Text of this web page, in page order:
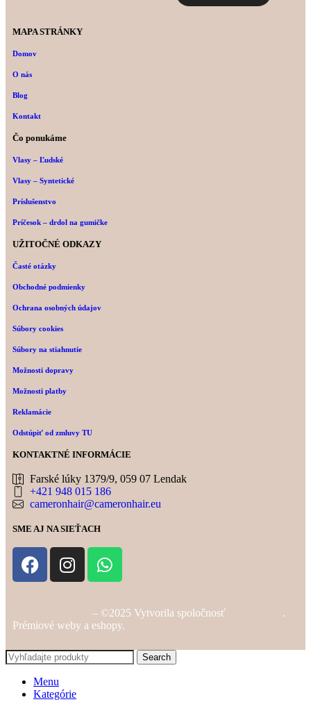
MAPA STRÁNKY
Domov
O nás
Blog
Kontakt
Čo ponukáme
Vlasy – Ľudské
Vlasy – Syntetické
Príslušenstvo
Príčesok – drdol na gumičke
UŽITOČNÉ ODKAZY
Časté otázky
Obchodné podmienky
Ochrana osobných údajov
Súbory cookies
Súbory na stiahnutie
Možnosti dopravy
Možnosti platby
Reklamácie
Odstúpiť od zmluvy TU
KONTAKTNÉ INFORMÁCIE
Farské lúky 1379/9, 059 07 Lendak
+421 948 015 186
cameronhair@cameronhair.eu
SME AJ NA SIEŤACH
– ©2025 Vytvorila spoločnosť
.
Prémiové weby a eshopy.
Search
Menu
Kategórie